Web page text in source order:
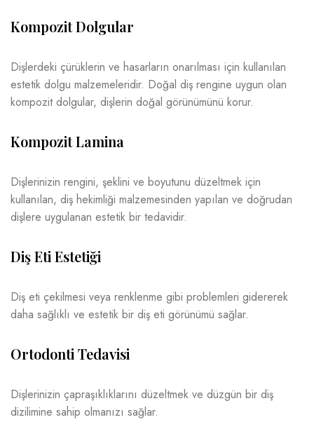
Kompozit Dolgular
Dişlerdeki çürüklerin ve hasarların onarılması için kullanılan
estetik dolgu malzemeleridir. Doğal diş rengine uygun olan
kompozit dolgular, dişlerin doğal görünümünü korur.
Kompozit Lamina
Dişlerinizin rengini, şeklini ve boyutunu düzeltmek için
kullanılan, diş hekimliği malzemesinden yapılan ve doğrudan
dişlere uygulanan estetik bir tedavidir.
Diş Eti Estetiği
Diş eti çekilmesi veya renklenme gibi problemleri gidererek
daha sağlıklı ve estetik bir diş eti görünümü sağlar.
Ortodonti Tedavisi
Dişlerinizin çapraşıklıklarını düzeltmek ve düzgün bir diş
dizilimine sahip olmanızı sağlar.